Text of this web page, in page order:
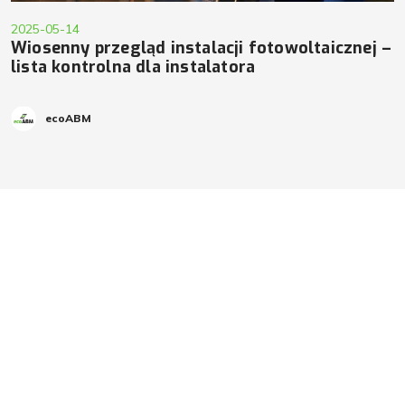
2025-05-14
Wiosenny przegląd instalacji fotowoltaicznej –
lista kontrolna dla instalatora
ecoABM